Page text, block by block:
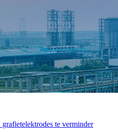
te verminder